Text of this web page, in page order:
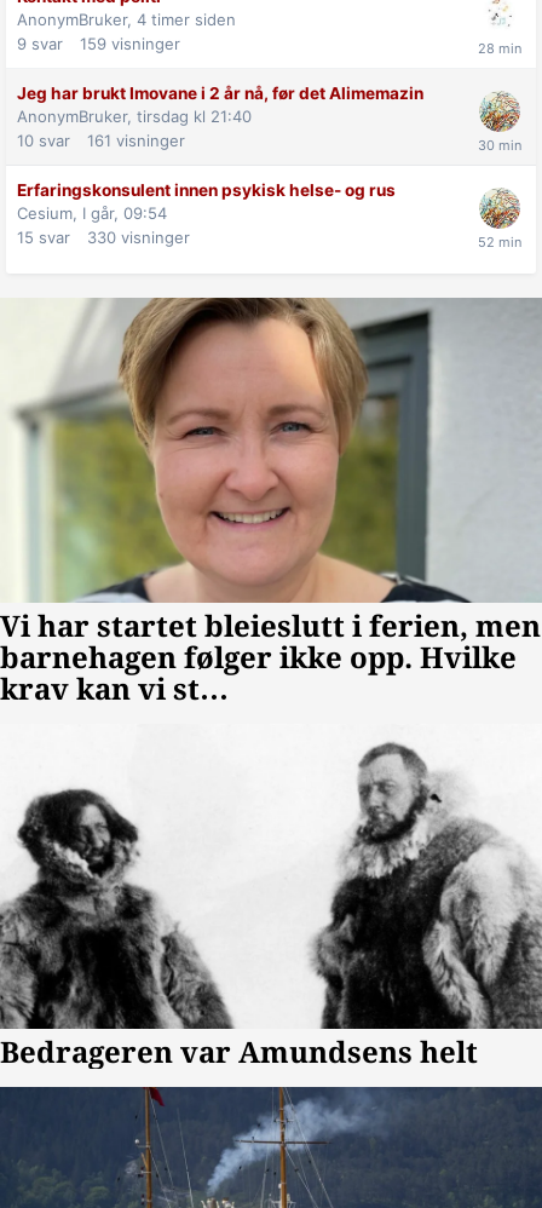
AnonymBruker, 4 timer siden
9 svar 159 visninger
Jeg har brukt Imovane i 2 år nå, før det Alimemazin
AnonymBruker, tirsdag kl 21:40
10 svar 161 visninger
Erfaringskonsulent innen psykisk helse- og rus
Cesium, I går, 09:54
15 svar 330 visninger